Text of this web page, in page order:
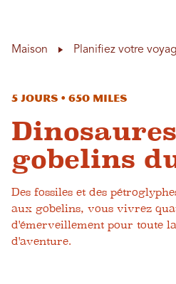
Maison Planifiez votre
5 jours • 650 miles
gobelins
Des fossiles et des
aux gobelins, vous vivrez
d'émerveillement pour toute
d'aventure.